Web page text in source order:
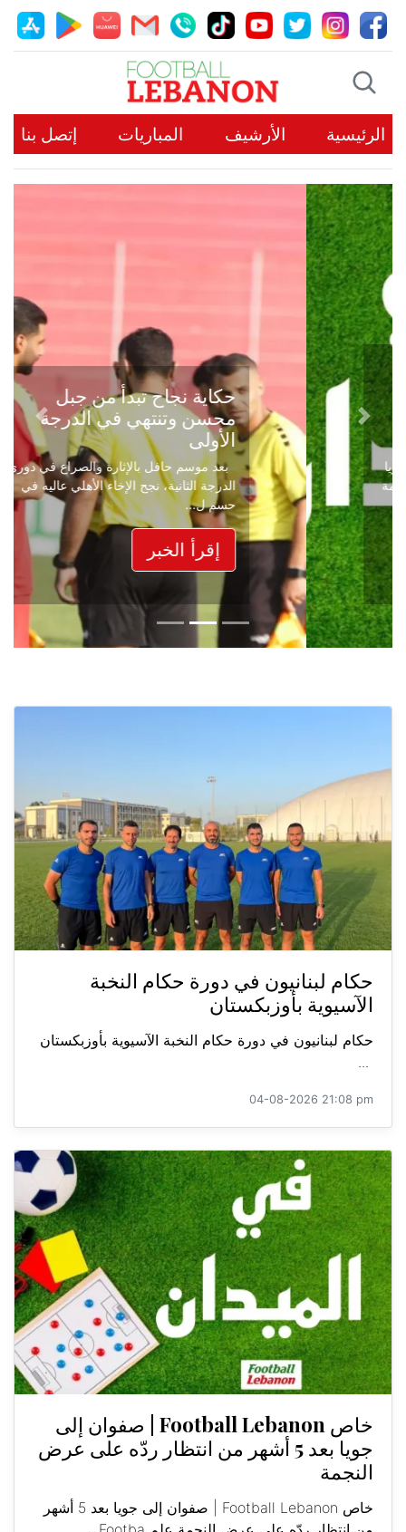
الرئيسية الأرشيف المباريات إتصل بنا
حكاية نجاح تبدأ من جبل
محسن وتنتهي في الدرجة
الأولى
بعد موسم حافل بالإثارة والصراع في دوري
الدرجة الثانية، نجح الإخاء الأهلي عاليه في
حسم ل...
إقرأ الخبر
Previous
Next
حكام لبنانيون في دورة حكام النخبة
الآسيوية بأوزبكستان
حكام لبنانيون في دورة حكام النخبة الآسيوية بأوزبكستان
...
04-08-2026 21:08 pm
خاص Football Lebanon | صفوان إلى
جويا بعد 5 أشهر من انتظار ردّه على عرض
النجمة
خاص Football Lebanon | صفوان إلى جويا بعد 5 أشهر